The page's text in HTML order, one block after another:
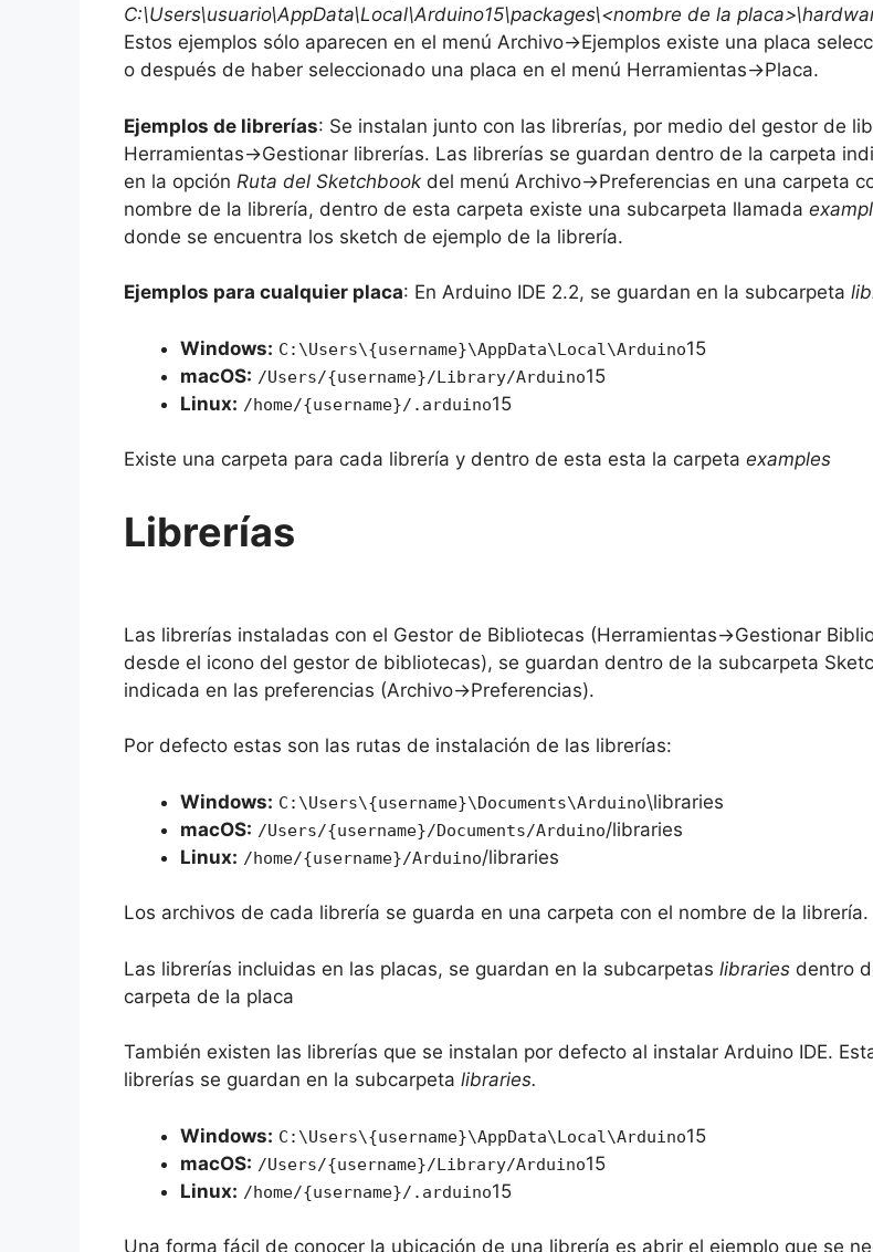
C:\Users\usuario\AppData\Local\Arduino15\packages\<nombre de la
Estos ejemplos sólo aparecen en el menú Archivo->Ejemplos existe una placa
o después de haber seleccionado una placa en el menú Herramientas->Placa.
Ejemplos de librerías: Se instalan junto con las librerías, por medio del gestor de
Herramientas->Gestionar librerías. Las librerías se guardan dentro de la carpeta
en la opción Ruta del Sketchbook del menú Archivo->Preferencias en una carpeta
nombre de la librería, dentro de esta carpeta existe una subcarpeta llamada
donde se encuentra los sketch de ejemplo de la librería.
Ejemplos para cualquier placa: En Arduino IDE 2.2, se guardan en la subcarpeta
Windows: C:\Users\{username}\AppData\Local\Arduino15
macOS: /Users/{username}/Library/Arduino15
Linux: /home/{username}/.arduino15
Existe una carpeta para cada librería y dentro de esta esta la carpeta examples
Librerías
Las librerías instaladas con el Gestor de Bibliotecas (Herramientas->Gestionar
desde el icono del gestor de bibliotecas), se guardan dentro de la subcarpeta
indicada en las preferencias (Archivo->Preferencias).
Por defecto estas son las rutas de instalación de las librerías:
Windows: C:\Users\{username}\Documents\Arduino\libraries
macOS: /Users/{username}/Documents/Arduino/libraries
Linux: /home/{username}/Arduino/libraries
Los archivos de cada librería se guarda en una carpeta con el nombre de la librería.
Las librerías incluidas en las placas, se guardan en la subcarpetas libraries dentro
carpeta de la placa
También existen las librerías que se instalan por defecto al instalar Arduino IDE.
librerías se guardan en la subcarpeta libraries.
Windows: C:\Users\{username}\AppData\Local\Arduino15
macOS: /Users/{username}/Library/Arduino15
Linux: /home/{username}/.arduino15
Una forma fácil de conocer la ubicación de una librería es abrir el ejemplo que se